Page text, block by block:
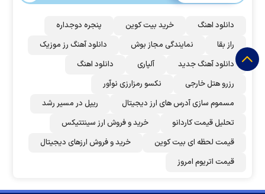
دانلود اهنگ خرید بیت کوین
پنجره دوجداره
راز بقا
نمایندگی مجاز بوش
دانلود آهنگ رز‌ موزیک
دانلود آهنگ جدید
آلپاری
دانلود اهنگ
رزرو هتل خارجی
نکسو رمزارزی نوآور
مسموم سازی آدرس های ارز دیجیتال
ریپل در مسیر رشد
تحلیل قیمت کاردانو
خرید و فروش ارز سینتتیکس
قیمت لحظه ای بیت کوین
خرید و فروش ارزهای دیجیتال
قیمت اتریوم امروز